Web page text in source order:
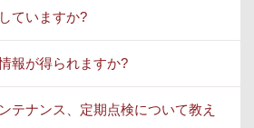
ていますか?
報が得られますか?
テナンス、定期点検について教え